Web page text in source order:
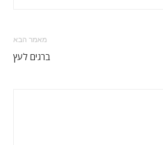
מאמר הבא
ברגים לעץ